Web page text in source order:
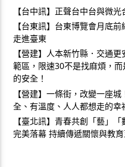
【台中訊】正聲台中台與微
【台東訊】台東博覽會月底
走進臺東
【營建】人本新竹縣．交通
範區，限速30不是找麻煩，
的安全！
【營建】一條街，改變一座
全、有溫度、人人都想走的幸
【臺北訊】青春共創「藝」
完美落幕 持續傳遞關懷與教